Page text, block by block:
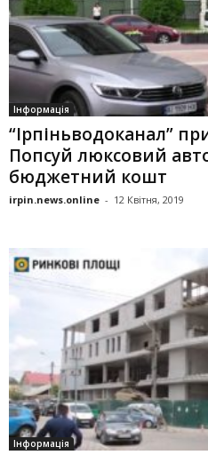
Інформація
“Ірпіньводоканал”
Попсуй люксовий
бюджетний кошт
irpin.news.online - 12 Квітня, 2019
Інформація